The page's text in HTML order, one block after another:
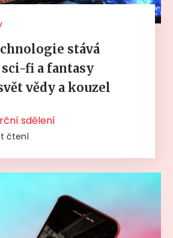
stává
fi a fantasy
vědy a kouzel
sdělení
čtení